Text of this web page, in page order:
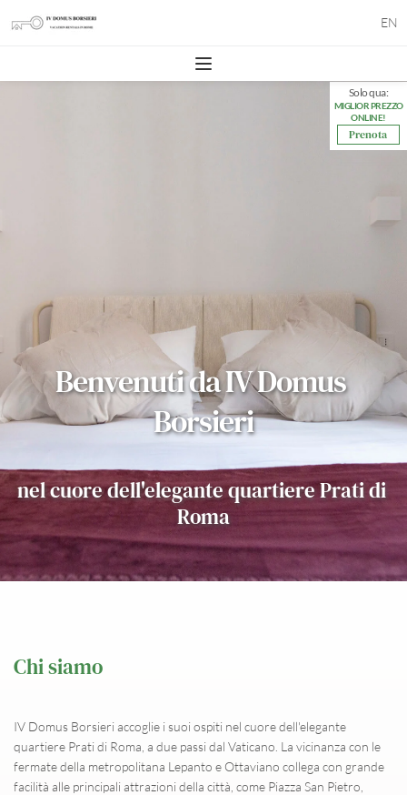
EN
Benvenuti da IV Domus
Borsieri
nel cuore dell'elegante quartiere Prati di
Roma
Chi siamo
IV Domus Borsieri accoglie i suoi ospiti nel cuore dell'elegante
quartiere Prati di Roma, a due passi dal Vaticano. La vicinanza con le
fermate della metropolitana Lepanto e Ottaviano collega con grande
facilità alle principali attrazioni della città, come Piazza San Pietro,
Solo qua:
MIGLIOR PREZZO
ONLINE!
Prenota